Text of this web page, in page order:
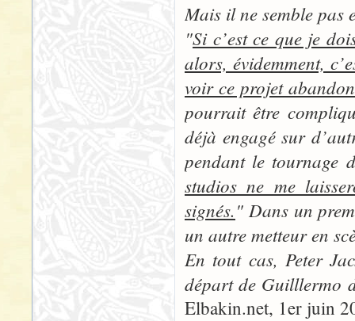
Mais il ne semble
"Si c’est ce que je
alors, évidemment,
voir ce projet
pourrait être
déjà engagé sur
pendant le tournage
studios ne me
signés." Dans un
un autre metteur en
En tout cas, Peter
départ de Guilllermo
Elbakin.net, 1er juin